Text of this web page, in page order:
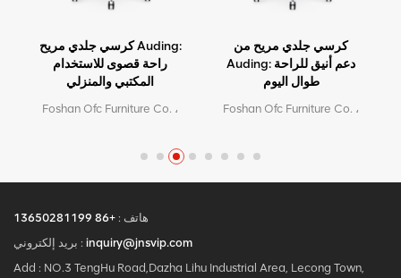
كرسي جلدي مريح Auding:
راحة قصوى للاستخدام
المكتبي والمنزلي
Foshan Ofc Furniture Co. ،
من خدمة ما بعد البيع وشهادة
استثنائية ودعم لإنتاجية مكان
requiry@jnsvip.com /
whatsapp:
كرسي جلدي مريح من
Auding: دعم أنيق للراحة
طوال اليوم
Foshan Ofc Furniture Co. ،
المريحة الراقية.مع 5 سنوات
من خدمة ما بعد البيع وشهادة
whatsapp:
هاتف : +86 13650281199
بريد إلكتروني : inquiry@jnsvip.com
Add : NO.3 TengHu Road,Dazha Lihu Industrial Area, Lecong Town,